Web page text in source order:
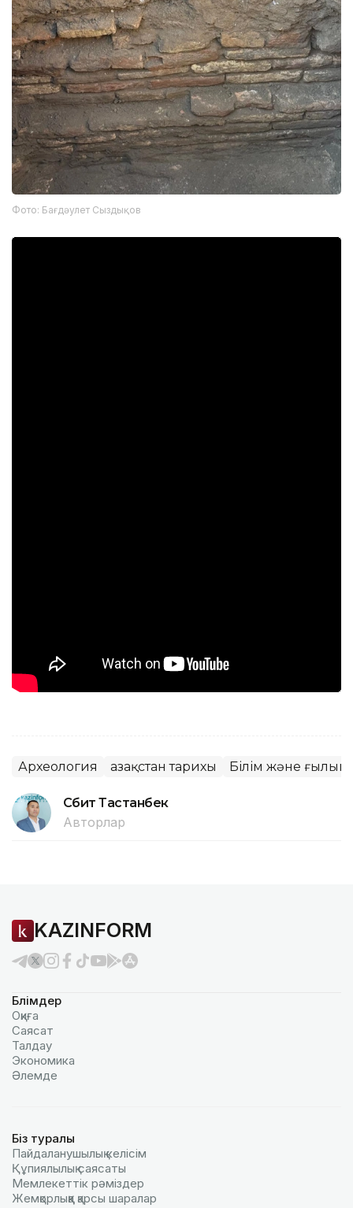
Фото: Бағдәулет Сыздықов
Археология Қазақстан тарихы Білім және ғылым
Сәбит Тастанбек
Авторлар
KAZINFORM
Бөлімдер
Оқиға
Саясат
Талдау
Экономика
Әлемде
Біз туралы
Пайдаланушылық келiciм
Құпиялылық саясаты
Мемлекеттік рәміздер
Жемқорлыққа қарсы шаралар